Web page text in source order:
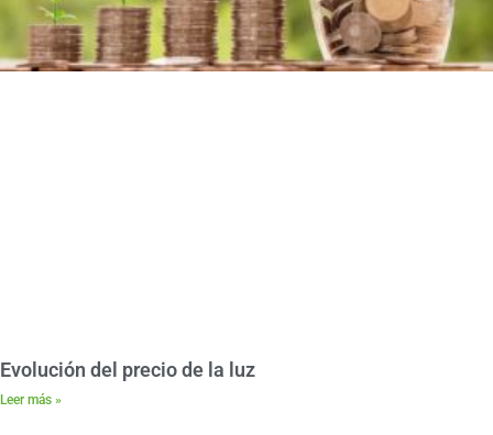
Evolución del precio de la luz
Leer más »